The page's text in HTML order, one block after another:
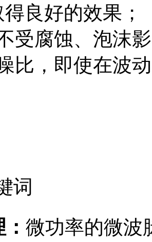
良好的效果；
受腐蚀、泡沫
比，即使在波
微功率的微波